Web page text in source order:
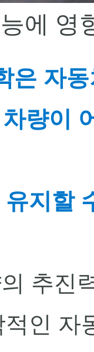
에 영
은 자
량이
지할
추진
적인 자